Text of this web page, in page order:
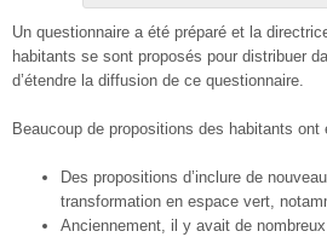
Un questionnaire a été préparé et la
habitants se sont proposés pour distribuer
d’étendre la diffusion de ce questionnaire.
Beaucoup de propositions des habitants ont
Des propositions d’inclure de
transformation en espace vert,
Anciennement, il y avait de